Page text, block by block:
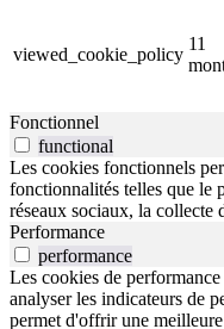
viewed_cookie_policy
11
Fonctionnel
functional
Les cookies fonctionnels
fonctionnalités telles que le
réseaux sociaux, la collecte
Performance
performance
Les cookies de
analyser les indicateurs de
permet d'offrir une